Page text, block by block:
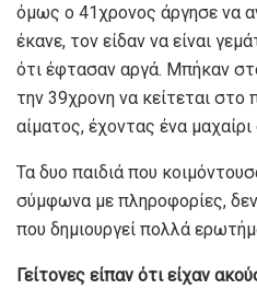
όμως ο 41χρονος άργησε να
έκανε, τον είδαν να είναι
ότι έφτασαν αργά. Μπήκαν
την 39χρονη να κείτεται
αίματος, έχοντας ένα
Τα δυο παιδιά που
σύμφωνα με πληροφορίες,
που δημιουργεί πολλά
Γείτονες είπαν ότι είχαν